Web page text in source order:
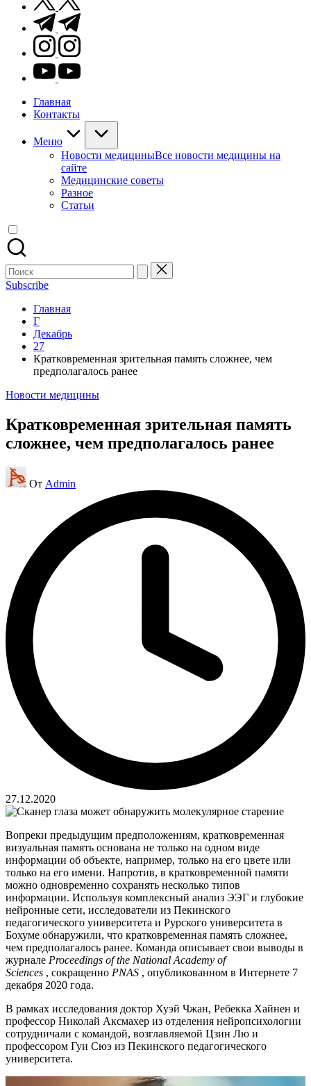
t.me
instagram.com
youtube.com
Главная
Контакты
Меню
Новости медициныВсе новости медицины на
сайте
Медицинские советы
Разное
Статьи
Поиск
для:
Subscribe
Главная
Г
Декабрь
27
Кратковременная зрительная память сложнее, чем
предполагалось ранее
Опубликовано
Новости медицины
Кратковременная зрительная память
сложнее, чем предполагалось ранее
Запись
от
От Admin
27.12.2020
Вопреки предыдущим предположениям, кратковременная
визуальная память основана не только на одном виде
информации об объекте, например, только на его цвете или
только на его имени. Напротив, в кратковременной памяти
можно одновременно сохранять несколько типов
информации. Используя комплексный анализ ЭЭГ и глубокие
нейронные сети, исследователи из Пекинского
педагогического университета и Рурского университета в
Бохуме обнаружили, что кратковременная память сложнее,
чем предполагалось ранее. Команда описывает свои выводы в
журнале Proceedings of the National Academy of
Sciences , сокращенно PNAS , опубликованном в Интернете 7
декабря 2020 года.
В рамках исследования доктор Хуэй Чжан, Ребекка Хайнен и
профессор Николай Аксмахер из отделения нейропсихологии
сотрудничали с командой, возглавляемой Цзин Лю и
профессором Гуи Сюэ из Пекинского педагогического
университета.